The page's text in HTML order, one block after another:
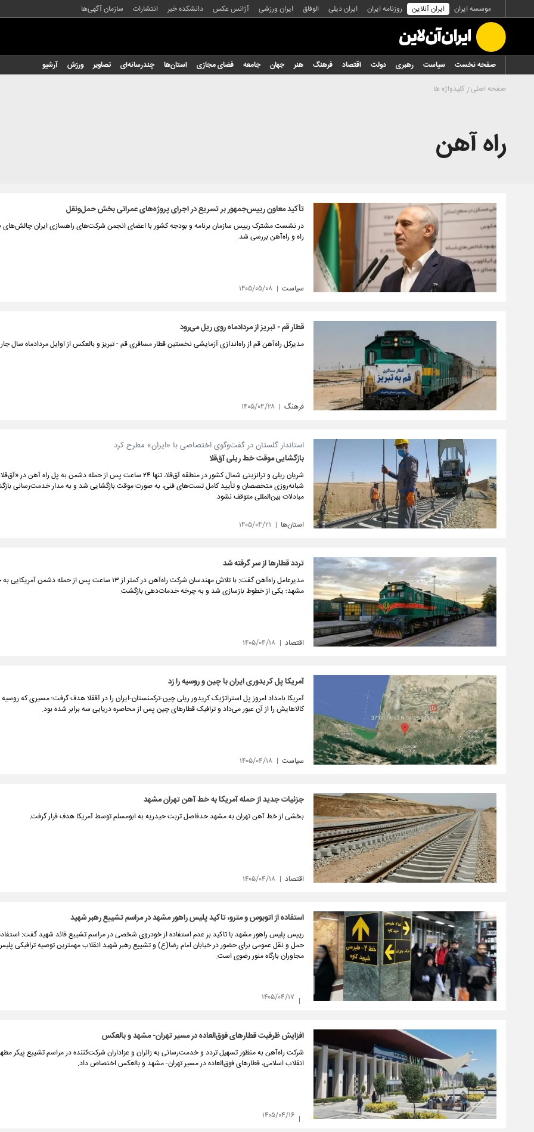
موسسه ایران ایران آنلاین روزنامه ایران ایران دیلی الوفاق ایران ورزشی آژانس عکس دانشکده خبر انتشارات سازمان آگهی‌ها
صفحه نخست سیاست رهبری دولت اقتصاد فرهنگ هنر جهان جامعه فضای مجازی استان‌ها چندرسانه‌ای تصاویر ورزش آرشیو
صفحه اصلی کلیدواژه ها
راه آهن
تأکید معاون رییس‌جمهور بر تسریع در اجرای پروژه‌های عمرانی بخش حمل‌ونقل
در نشست مشترک رییس سازمان برنامه و بودجه کشور با اعضای انجمن شرکت‌های راهسازی ایران
راه و راه‌آهن بررسی شد.
سیاست ۱۴۰۵/۰۵/۰۸
قطار قم - تبریز از مردادماه روی ریل می‌رود
مدیرکل راه‌آهن قم از راه‌اندازی آزمایشی نخستین قطار مسافری قم - تبریز و بالعکس از اوایل مردادماه سال
فرهنگ ۱۴۰۵/۰۴/۲۸
استاندار گلستان در گفت‌وگوی اختصاصی با «ایران» مطرح کرد
بازگشایی موقت خط ریلی آق‌قلا
شریان ریلی و ترانزیتی شمال کشور در منطقه آق‌قلا، تنها ۲۴ ساعت پس از حمله دشمن به پل راه
شبانه‌روزی متخصصان و تأیید کامل تست‌های فنی، به صورت موقت بازگشایی شد و به مدار خدمت‌رسانی
مبادلات بین‌المللی متوقف نشود.
استان‌ها ۱۴۰۵/۰۴/۲۱
تردد قطارها از سر گرفته شد
مدیرعامل راه‌آهن گفت: با تلاش مهندسان شرکت راه‌آهن در کمتر از ۱۳ ساعت پس از حمله
مشهد؛ یکی از خطوط بازسازی شد و به چرخه خدمات‌دهی بازگشت.
اقتصاد ۱۴۰۵/۰۴/۱۸
آمریکا پل کریدوری ایران با چین و روسیه را زد
آمریکا بامداد امروز پل استراتژیک کریدور ریلی چین-ترکمنستان-ایران را در آققلا هدف گرفت؛ مسیری که روسیه
کالاهایش را از آن عبور می‌داد و ترافیک قطارهای چین پس از محاصره دریایی سه برابر شده بود.
سیاست ۱۴۰۵/۰۴/۱۸
جزئیات جدید از حمله آمریکا به خط آهن تهران مشهد
بخشی از خط آهن تهران به مشهد حدفاصل تربت حیدریه به ابومسلم توسط آمریکا هدف قرار گرفت.
اقتصاد ۱۴۰۵/۰۴/۱۸
استفاده از اتوبوس و مترو، تاکید پلیس راهور مشهد در مراسم تشییع رهبر شهید
رییس پلیس راهور مشهد با تاکید بر عدم استفاده از خودروی شخصی در مراسم تشییع قائد شهید گفت: استفاده
حمل و نقل عمومی برای حضور در خیابان امام رضا(ع) و تشییع رهبر شهید انقلاب مهمترین توصیه ترافیکی
مجاوران بارگاه منور رضوی است.
۱۴۰۵/۰۴/۱۷
افزایش ظرفیت قطارهای فوق‌العاده در مسیر تهران- مشهد و بالعکس
شرکت راه‌آهن به منظور تسهیل تردد و خدمت‌رسانی به زائران و عزاداران شرکت‌کننده در مراسم تشییع پیکر
انقلاب اسلامی، قطارهای فوق‌العاده در مسیر تهران- مشهد و بالعکس اختصاص داد.
۱۴۰۵/۰۴/۱۶